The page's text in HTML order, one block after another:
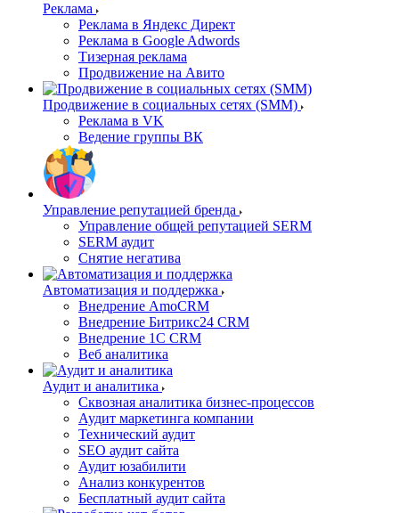
Реклама
Реклама в Яндекс Директ
Реклама в Google Adwords
Тизерная реклама
Продвижение на Авито
Продвижение в социальных сетях (SMM)
Реклама в VK
Ведение группы ВК
Управление репутацией бренда
Управление общей репутацией SERM
SERM аудит
Снятие негатива
Автоматизация и поддержка
Внедрение AmoCRM
Внедрение Битрикс24 CRM
Внедрение 1C CRM
Веб аналитика
Аудит и аналитика
Сквозная аналитика бизнес-процессов
Аудит маркетинга компании
Технический аудит
SEO аудит сайта
Аудит юзабилити
Анализ конкурентов
Бесплатный аудит сайта